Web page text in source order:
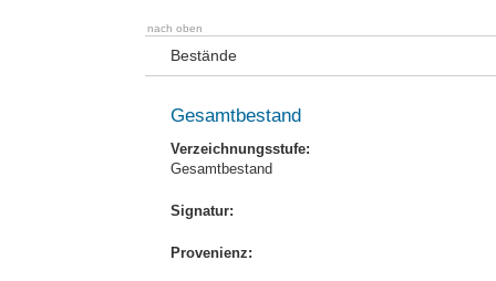
nach oben
Bestände
Gesamtbestand
Verzeichnungsstufe:
Gesamtbestand
Signatur:
Provenienz: